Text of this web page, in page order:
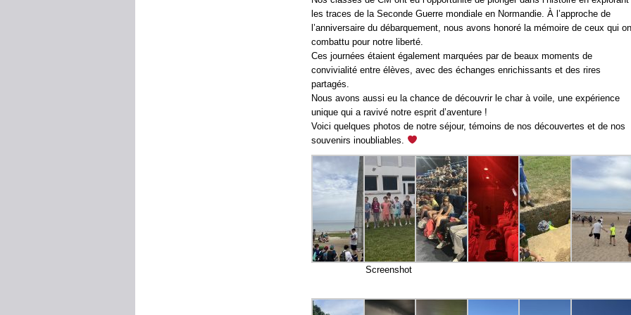
les traces de la Seconde Guerre mondiale en Normandie. À l’approche de
l’anniversaire du débarquement, nous avons honoré la mémoire de ceux qui
combattu pour notre liberté.
Ces journées étaient également marquées par de beaux moments de
convivialité entre élèves, avec des échanges enrichissants et des rires
partagés.
Nous avons aussi eu la chance de découvrir le char à voile, une expérience
unique qui a ravivé notre esprit d’aventure !
Voici quelques photos de notre séjour, témoins de nos découvertes et de nos
souvenirs inoubliables.
Screenshot